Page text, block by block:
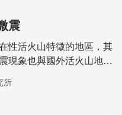
震
性活火山特徵的地區，其
現象也與國外活火山地區
所